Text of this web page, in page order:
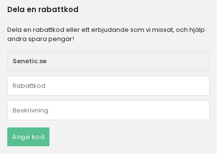
Dela en rabattkod
Dela en rabattkod eller ett erbjudande som vi missat, och hjälp
andra spara pengar!
Ange kod